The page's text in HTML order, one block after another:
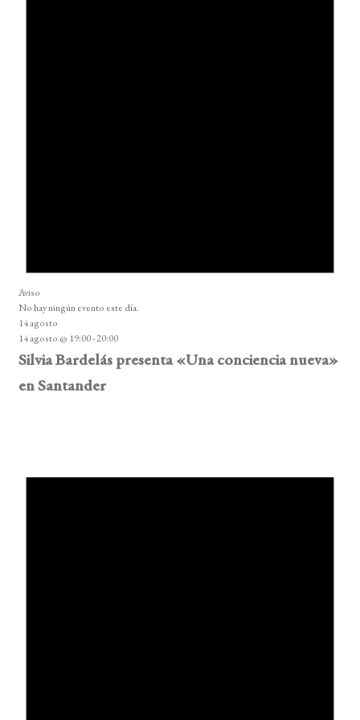
Aviso
No hay ningún evento este día.
14 agosto
14 agosto @ 19:00-20:00
Silvia Bardelás presenta «Una conciencia nueva»
en Santander